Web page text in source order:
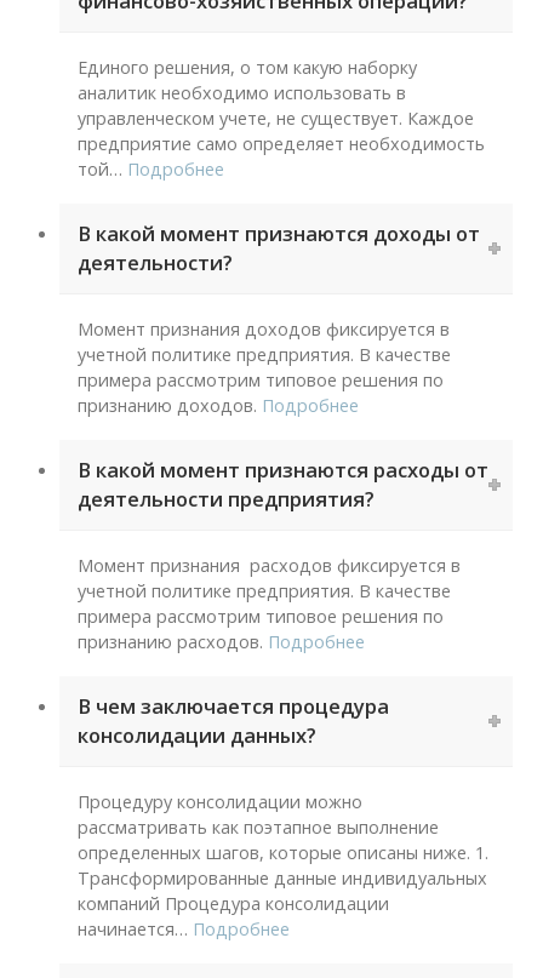
Единого решения, о том какую наборку
аналитик необходимо использовать в
управленческом учете, не существует. Каждое
предприятие само определяет необходимость
той… Подробнее
В какой момент признаются доходы от
деятельности?
Момент признания доходов фиксируется в
учетной политике предприятия. В качестве
примера рассмотрим типовое решения по
признанию доходов. Подробнее
В какой момент признаются расходы от
деятельности предприятия?
Момент признания расходов фиксируется в
учетной политике предприятия. В качестве
примера рассмотрим типовое решения по
признанию расходов. Подробнее
В чем заключается процедура
консолидации данных?
Процедуру консолидации можно
рассматривать как поэтапное выполнение
определенных шагов, которые описаны ниже. 1.
Трансформированные данные индивидуальных
компаний Процедура консолидации
начинается… Подробнее